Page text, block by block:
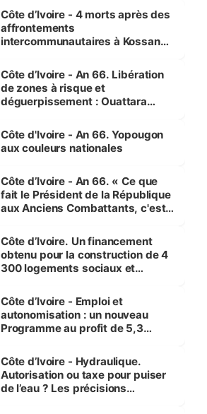
générations futures »
Côte d’Ivoire - 4 morts après des
affrontements
intercommunautaires à Kossandji
milieu des sinistrés
Côte d’Ivoire - An 66. Libération
de zones à risque et
déguerpissement : Ouattara
l'Etat de droit pour préserver les
vies humaines »
Côte d'Ivoire - An 66. Yopougon
aux couleurs nationales
Côte d’Ivoire - An 66. « Ce que
fait le Président de la République
aux Anciens Combattants, c'est
Côte d’Ivoire. Un financement
obtenu pour la construction de 4
300 logements sociaux et
et Yamoussoukro
Côte d’Ivoire - Emploi et
autonomisation : un nouveau
Programme au profit de 5,3
Côte d’Ivoire - Hydraulique.
Autorisation ou taxe pour puiser
de l’eau ? Les précisions